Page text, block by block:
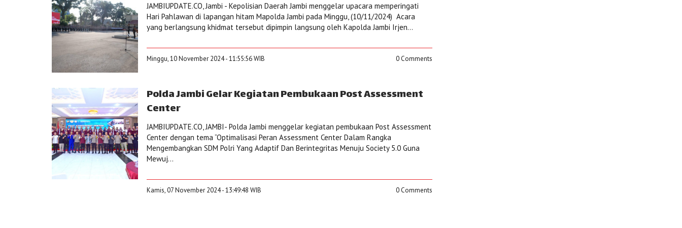
JAMBIUPDATE.CO, Jambi - Kepolisian Daerah Jambi menggelar upacara memperingati
Hari Pahlawan di lapangan hitam Mapolda Jambi pada Minggu, (10/11/2024) Acara
yang berlangsung khidmat tersebut dipimpin langsung oleh Kapolda Jambi Irjen...
Minggu, 10 November 2024 - 11:55:56 WIB 0 Comments
Polda Jambi Gelar Kegiatan Pembukaan Post Assessment
Center
JAMBIUPDATE.CO, JAMBI- Polda Jambi menggelar kegiatan pembukaan Post Assessment
Center dengan tema “Optimalisasi Peran Assessment Center Dalam Rangka
Mengembangkan SDM Polri Yang Adaptif Dan Berintegritas Menuju Society 5.0 Guna
Mewuj...
Kamis, 07 November 2024 - 13:49:48 WIB 0 Comments